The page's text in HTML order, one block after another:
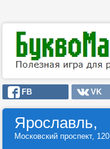
FB VK
Ярославль,
Московский проспект, 120